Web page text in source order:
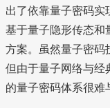
出了依靠量子密码
基于量子隐形传态和
方案。虽然量子密码
但由于量子网络与经
的量子密码体系很难